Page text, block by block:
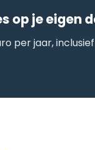
op je eigen
per jaar,